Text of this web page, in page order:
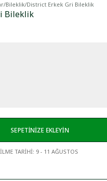
/Bileklik/District Erkek Gri Bileklik
Bileklik
SEPETİNİZE EKLEYİN
TARİHİ: 9 - 11 AĞUSTOS